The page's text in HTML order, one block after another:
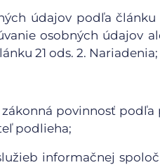
údajov podľa článku
osobných údajov
21 ods. 2. Nariadenia;
povinnosť podľa
podlieha;
informačnej